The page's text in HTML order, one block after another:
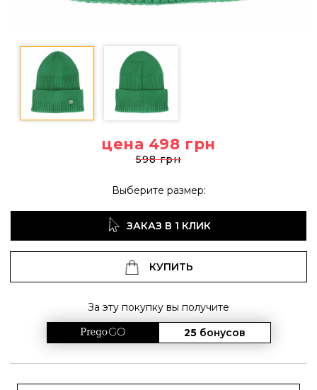
цена 498 грн
598 грн
Выберите размер:
ЗАКАЗ В 1 КЛИК
КУПИТЬ
За эту покупку вы получите
25 бонусов